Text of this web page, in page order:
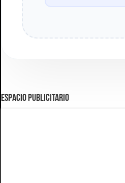
ESPACIO PUBLICITARIO